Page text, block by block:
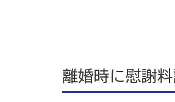
離婚時に慰謝